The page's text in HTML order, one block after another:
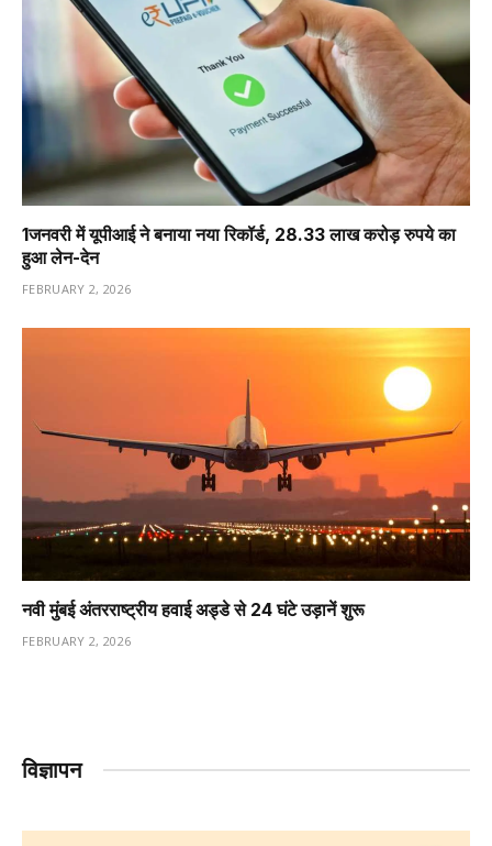
1️जनवरी में यूपीआई ने बनाया नया रिकॉर्ड, 28.33 लाख करोड़ रुपये का
हुआ लेन-देन
FEBRUARY 2, 2026
नवी मुंबई अंतरराष्ट्रीय हवाई अड्डे से 24 घंटे उड़ानें शुरू
FEBRUARY 2, 2026
विज्ञापन